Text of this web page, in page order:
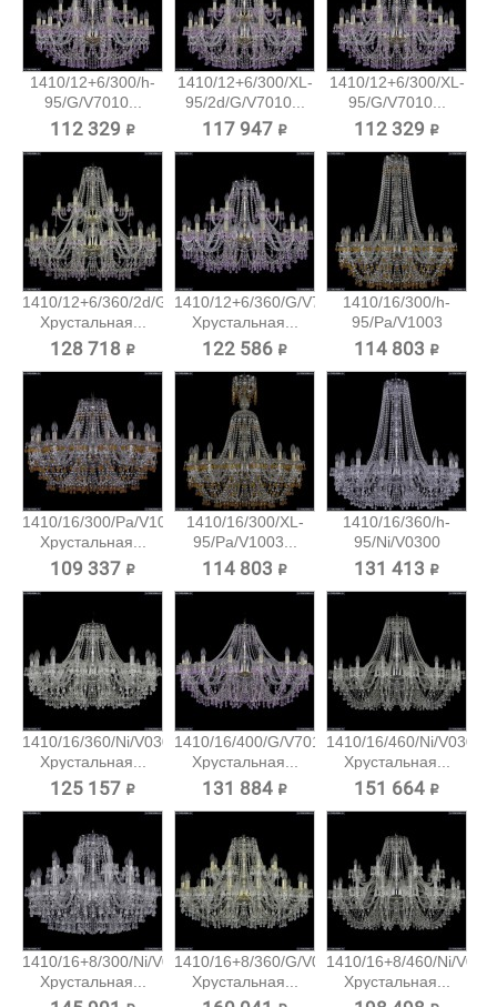
1410/12+6/300/h-
95/G/V7010...
112 329 ₽
1410/12+6/300/XL-
95/2d/G/V7010...
117 947 ₽
1410/12+6/300/XL-
95/G/V7010...
112 329 ₽
1410/12+6/360/2d/G/V7010
Хрустальная...
128 718 ₽
1410/12+6/360/G/V7010
Хрустальная...
122 586 ₽
1410/16/300/h-
95/Pa/V1003
Хрустальная...
114 803 ₽
1410/16/300/Pa/V1003
Хрустальная...
109 337 ₽
1410/16/300/XL-
95/Pa/V1003...
114 803 ₽
1410/16/360/h-
95/Ni/V0300
Хрустальная...
131 413 ₽
1410/16/360/Ni/V0300
Хрустальная...
125 157 ₽
1410/16/400/G/V7010
Хрустальная...
131 884 ₽
1410/16/460/Ni/V0300
Хрустальная...
151 664 ₽
1410/16+8/300/Ni/V0300
Хрустальная...
1410/16+8/360/G/V0300
Хрустальная...
1410/16+8/460/Ni/
Хрустальная...